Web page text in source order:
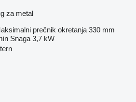
za metal
prečnik okretanja 330 mm
Snaga 3,7 kW